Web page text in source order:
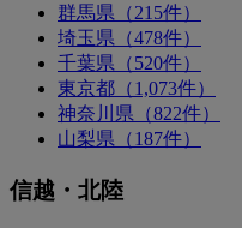
群馬県（215件）
埼玉県（478件）
千葉県（520件）
東京都（1,073件）
神奈川県（822件）
山梨県（187件）
信越・北陸